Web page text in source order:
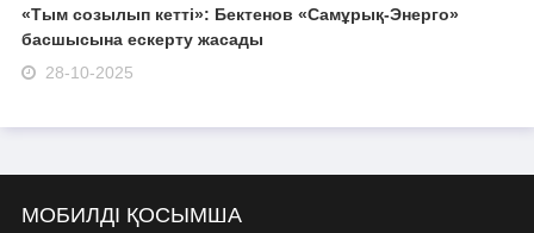
«Тым созылып кетті»: Бектенов «Самұрық-Энерго»
басшысына ескерту жасады
28-10-2025
МОБИЛДІ ҚОСЫМША